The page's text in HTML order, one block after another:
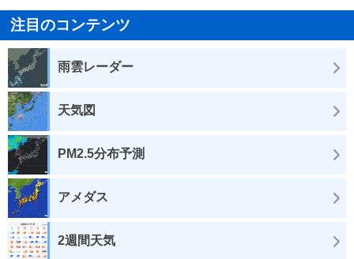
注目のコンテンツ
雨雲レーダー
天気図
PM2.5分布予測
アメダス
2週間天気